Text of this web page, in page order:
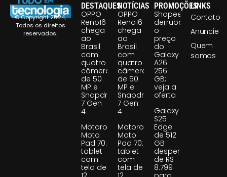
© Copyright 2024,
Todos os direitos
reservados.
DESTAQUES
OPPO
Reno16
chega
ao
Brasil
com
quatro
câmeras
de 50
MP e
Snapdragon
7 Gen
4
Motorola
Moto
Pad 70:
tablet
com
tela de
NOTÍCIAS
OPPO
Reno16
chega
ao
Brasil
com
quatro
câmeras
de 50
MP e
Snapdragon
7 Gen
4
Motorola
Moto
Pad 70:
tablet
com
tela de
PROMOÇÕES
Shopee
derruba
o
preço
do
Galaxy
A26
256
GB;
veja a
oferta
Galaxy
S25
Edge
de 512
GB
despenca
de R$
8.799
LINKS
Contato
Anuncie
Quem
somos